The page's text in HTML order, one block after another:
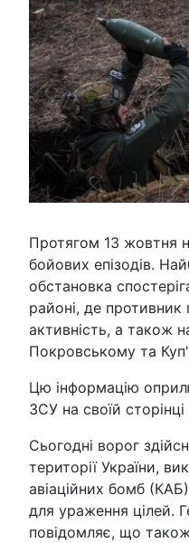
Протягом 13 жовтня
бойових епізодів.
обстановка
районі, де
активність, а також
Покровському та
Цю інформацію
ЗСУ на своїй
Сьогодні ворог
території України,
авіаційних бомб
для ураження цілей.
повідомляє, що